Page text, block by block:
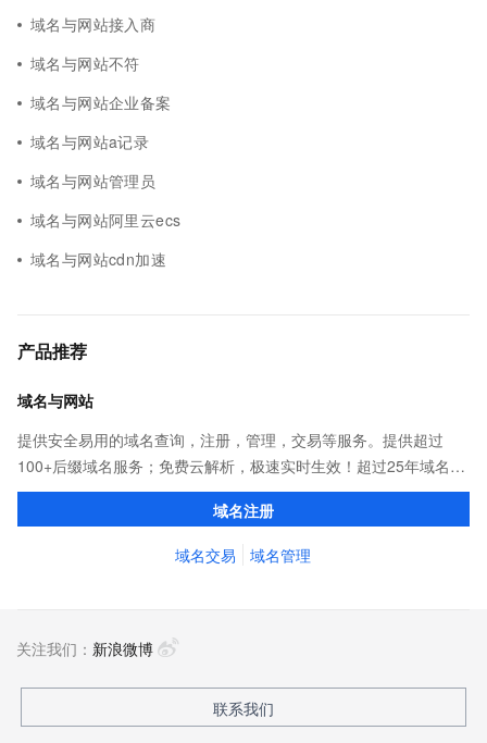
域名与网站接入商
域名与网站不符
域名与网站企业备案
域名与网站a记录
域名与网站管理员
域名与网站阿里云ecs
域名与网站cdn加速
产品推荐
域名与网站
提供安全易用的域名查询，注册，管理，交易等服务。提供超过
100+后缀域名服务；免费云解析，极速实时生效！超过25年域名服
务经验，累计超过4000万个域名在阿里云注册，连续多年市场NO.1
域名注册
域名交易 域名管理
关注我们： 新浪微博
联系我们